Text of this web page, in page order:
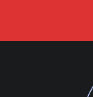
content